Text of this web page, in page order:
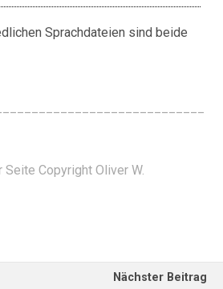
Sprachdateien sind beide
Copyright Oliver W.
Nächster Beitrag